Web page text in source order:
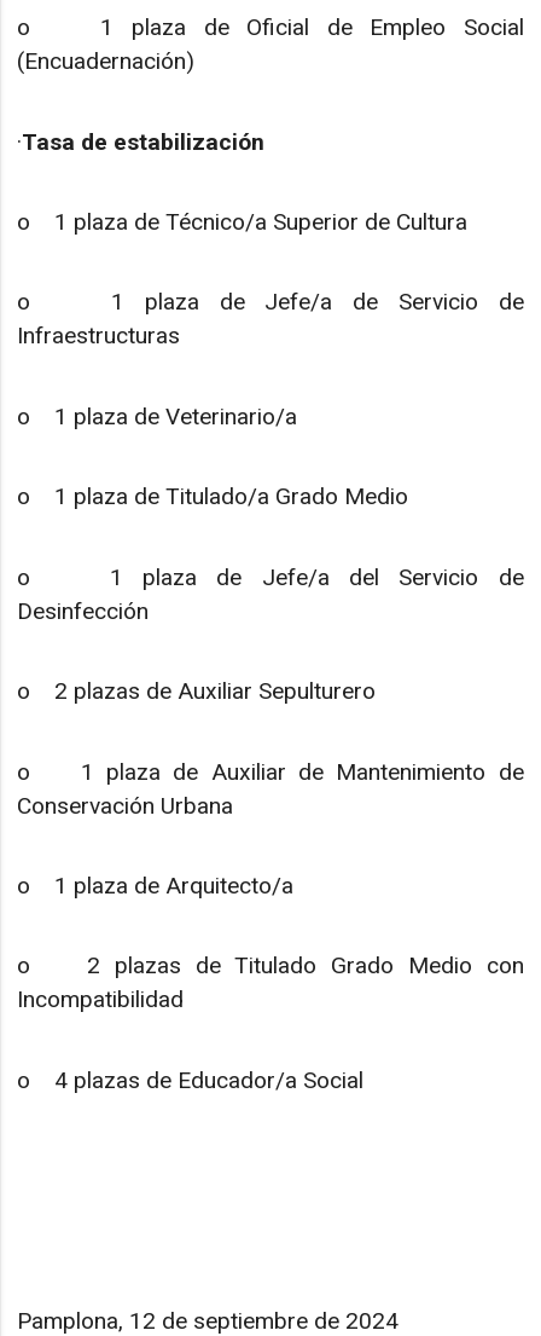
o 1 plaza de Oficial de Empleo Social
(Encuadernación)
·Tasa de estabilización
o 1 plaza de Técnico/a Superior de Cultura
o 1 plaza de Jefe/a de Servicio de
Infraestructuras
o 1 plaza de Veterinario/a
o 1 plaza de Titulado/a Grado Medio
o 1 plaza de Jefe/a del Servicio de
Desinfección
o 2 plazas de Auxiliar Sepulturero
o 1 plaza de Auxiliar de Mantenimiento de
Conservación Urbana
o 1 plaza de Arquitecto/a
o 2 plazas de Titulado Grado Medio con
Incompatibilidad
o 4 plazas de Educador/a Social
Pamplona, 12 de septiembre de 2024